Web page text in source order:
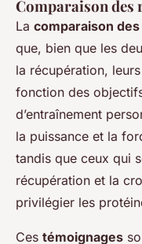
Comparaison des
La comparaison
que, bien que les
la récupération,
fonction des
d’entraînement
la puissance et la
tandis que ceux qui
récupération et la
privilégier les
Ces témoignages